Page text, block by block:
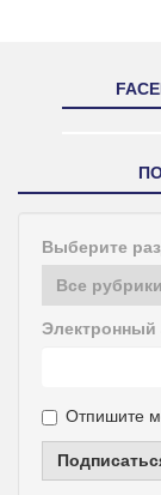
Выберите
Электронный
Отпишите